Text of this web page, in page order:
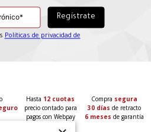
Políticas de privacidad de
Hasta 12 cuotas
precio contado para
pagos con Webpay
Compra segura
30 días de retracto
6 meses de garantía